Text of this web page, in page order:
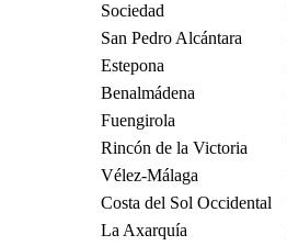
Sociedad
San Pedro Alcántara
Estepona
Benalmádena
Fuengirola
Rincón de la Victoria
Vélez-Málaga
Costa del Sol Occidental
La Axarquía